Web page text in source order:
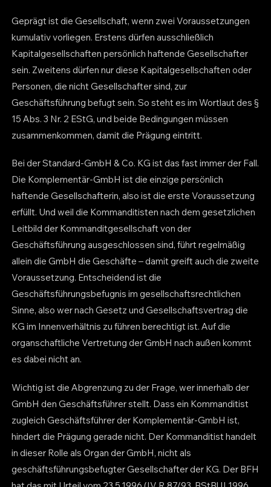
Geprägt ist die Gesellschaft, wenn zwei Voraussetzungen
kumulativ vorliegen. Erstens dürfen ausschließlich
Kapitalgesellschaften persönlich haftende Gesellschafter
sein. Zweitens dürfen nur diese Kapitalgesellschaften oder
Personen, die nicht Gesellschafter sind, zur
Geschäftsführung befugt sein. So steht es im Wortlaut des §
15 Abs. 3 Nr. 2 EStG, und beide Bedingungen müssen
zusammenkommen, damit die Prägung eintritt.
Bei der Standard-GmbH & Co. KG ist das fast immer der Fall.
Die Komplementär-GmbH ist die einzige persönlich
haftende Gesellschafterin, also ist die erste Voraussetzung
erfüllt. Und weil die Kommanditisten nach dem gesetzlichen
Leitbild der Kommanditgesellschaft von der
Geschäftsführung ausgeschlossen sind, führt regelmäßig
allein die GmbH die Geschäfte – damit greift auch die zweite
Voraussetzung. Entscheidend ist die
Geschäftsführungsbefugnis im gesellschaftsrechtlichen
Sinne, also wer nach Gesetz und Gesellschaftsvertrag die
KG im Innenverhältnis zu führen berechtigt ist. Auf die
organschaftliche Vertretung der GmbH nach außen kommt
es dabei nicht an.
Wichtig ist die Abgrenzung zu der Frage, wer innerhalb der
GmbH den Geschäftsführer stellt. Dass ein Kommanditist
zugleich Geschäftsführer der Komplementär-GmbH ist,
hindert die Prägung gerade nicht. Der Kommanditist handelt
in dieser Rolle als Organ der GmbH, nicht als
geschäftsführungsbefugter Gesellschafter der KG. Der BFH